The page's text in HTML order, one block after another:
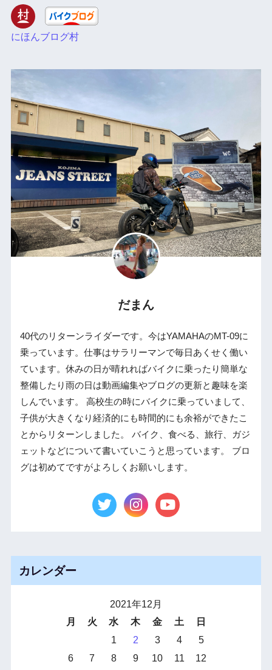
にほんブログ村
だまん
40代のリターンライダーです。今はYAMAHAのMT-09に
乗っています。仕事はサラリーマンで毎日あくせく働い
ています。休みの日が晴れればバイクに乗ったり簡単な
整備したり雨の日は動画編集やブログの更新と趣味を楽
しんでいます。 高校生の時にバイクに乗っていまして、
子供が大きくなり経済的にも時間的にも余裕ができたこ
とからリターンしました。 バイク、食べる、旅行、ガジ
ェットなどについて書いていこうと思っています。 ブロ
グは初めてですがよろしくお願いします。
カレンダー
2021年12月
月
火 水 木 金 土
日
1
2 3 4
5
6
7 8 9 10 11
12